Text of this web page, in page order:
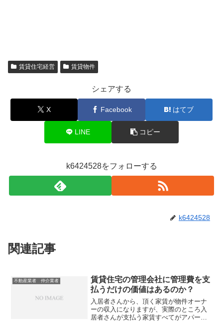
賃貸住宅経営 賃貸物件
シェアする
X Facebook はてブ
LINE コピー
k6424528をフォローする
k6424528
関連記事
不動産業者 仲介業者
賃貸住宅の管理会社に管理費を支
払うだけの価値はあるのか？
入居者さんから、頂く家賃が物件オーナ
ーの収入になりますが、実際のところ入
居者さんが支払う家賃すべてがアパート